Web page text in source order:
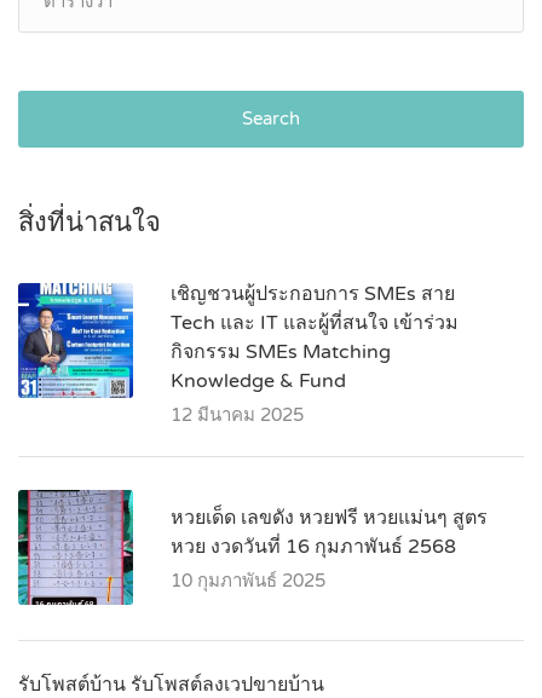
Search
สิ่งที่น่าสนใจ
เชิญชวนผู้ประกอบการ SMEs สาย
Tech และ IT และผู้ที่สนใจ เข้าร่วม
กิจกรรม SMEs Matching
Knowledge & Fund
12 มีนาคม 2025
หวยเด็ด เลขดัง หวยฟรี หวยแม่นๆ สูตร
หวย งวดวันที่ 16 กุมภาพันธ์ 2568
10 กุมภาพันธ์ 2025
รับโพสต์บ้าน รับโพสต์ลงเวปขายบ้าน